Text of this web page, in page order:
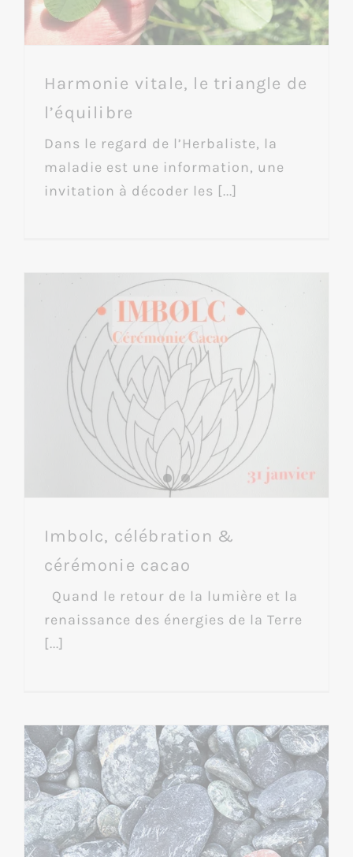
Harmonie vitale, le triangle de
l’équilibre
Dans le regard de l’Herbaliste, la
maladie est une information, une
invitation à décoder les [...]
Imbolc, célébration &
cérémonie cacao
Quand le retour de la lumière et la
renaissance des énergies de la Terre
[...]